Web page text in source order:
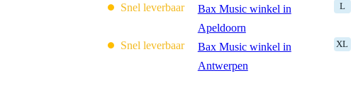
Snel leverbaar
Bax Music winkel in
Apeldoorn
L
Snel leverbaar
Bax Music winkel in
Antwerpen
XL